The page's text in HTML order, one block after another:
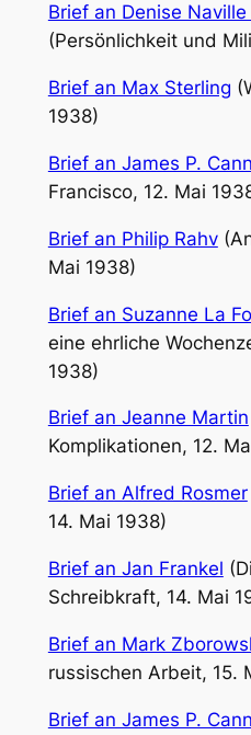
Brief an Denise
(Persönlichkeit und
Brief an Max Sterling
1938)
Brief an James P.
Francisco, 12. Mai
Brief an Philip Rahv
Mai 1938)
Brief an Suzanne La
eine ehrliche
1938)
Brief an Jeanne Martin
Komplikationen, 12.
Brief an Alfred Rosmer
14. Mai 1938)
Brief an Jan Frankel
Schreibkraft, 14. Mai
Brief an Mark
russischen Arbeit, 15.
Brief an James P.